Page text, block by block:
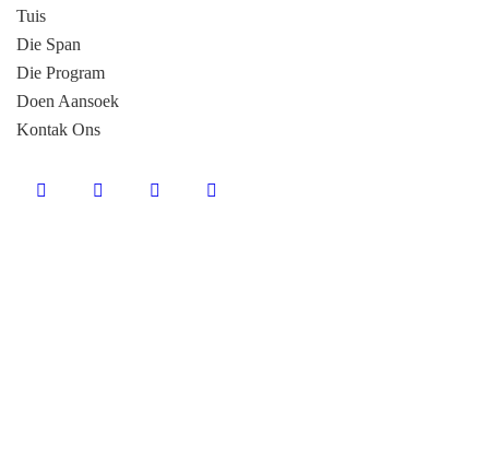
Tuis
Die Span
Die Program
Doen Aansoek
Kontak Ons